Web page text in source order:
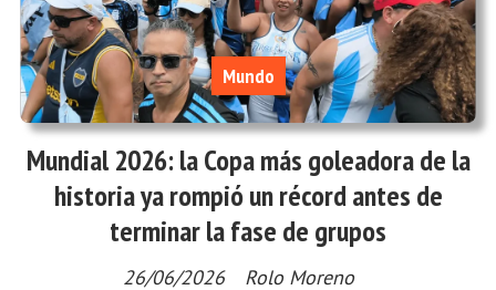
Mundial 2026: la Copa más goleadora de la
historia ya rompió un récord antes de
terminar la fase de grupos
Rolo Moreno
Mundo
26/06/2026